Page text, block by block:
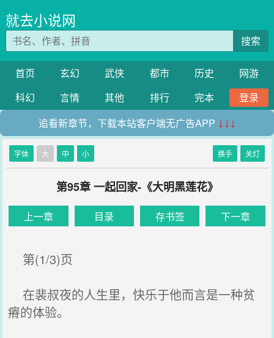
就去小说网
搜索
首页 玄幻 武侠 都市 历史
网游
科幻
言情 其他 排行 完本
登录
追看新章节，下载本站客户端无广告APP ↓↓↓
字体 大 中 小 换手 关灯
第95章 一起回家-《大明黑莲花》
上一章 目录 存书签 下一章
第(1/3)页
在裴叔夜的人生里，快乐于他而言是一种贫
瘠的体验。